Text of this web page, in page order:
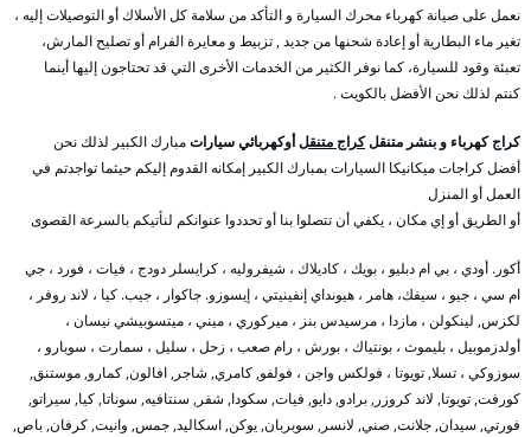
نعمل على صيانة كهرباء محرك السيارة و التأكد من سلامة كل الأسلاك أو التوصيلات إليه ،
تغير ماء البطارية أو إعادة شحنها من جديد , تزبيط و معايرة الفرام أو تصليح المارش،
تعبئة وقود للسيارة، كما نوفر الكثير من الخدمات الأخرى التي قد تحتاجون إليها أينما
كنتم لذلك نحن الأفضل بالكويت .
كراج كهرباء و بنشر متنقلكراج متنقلأوكهربائي سياراتمبارك الكبير لذلك نحن
أفضل كراجات ميكانيكا السيارات بمبارك الكبير إمكانه القدوم إليكم حيثما تواجدتم في
العمل أو المنزل
أو الطريق أو إي مكان ، يكفي أن تتصلوا بنا أو تحددوا عنوانكم لنأتيكم بالسرعة القصوى
أكور. أودي ، بي ام دبليو ، بويك ، كاديلاك ، شيفروليه ، كرايسلر دودج ، فيات ، فورد ، جي
ام سي ، جيو ، سيفك، هامر ، هيونداي إنفينيتي ، إيسوزو. جاكوار ، جيب. كيا ، لاند روفر ،
لكزس, لينكولن ، مازدا ، مرسيدس بنز ، ميركوري ، ميني ، ميتسوبيشي نيسان ،
أولدزموبيل ، بليموث ، بونتياك ، بورش ، رام صعب ، زحل ، سليل ، سمارت ، سوبارو ،
سوزوكي ، تسلا, تويوتا ، فولكس واجن ، فولفو, كامري, شاجر, افالون, كمارو, موستنق,
كورفت, تويوتا, لاند كروزر, برادو, دايو, فيات, سكودا, شفر, سنتافيه, سوناتا, كيا, سيراتو,
فورتي, سيدان, جلانت, صني, لانسر, سوبربان, يوكن, اسكاليد, جمس, وانيت, كرفان, باص,